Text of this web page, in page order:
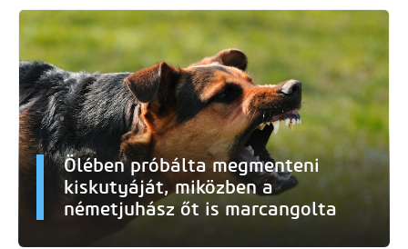
Ölében próbálta megmenteni
kiskutyáját, miközben a
németjuhász őt is marcangolta